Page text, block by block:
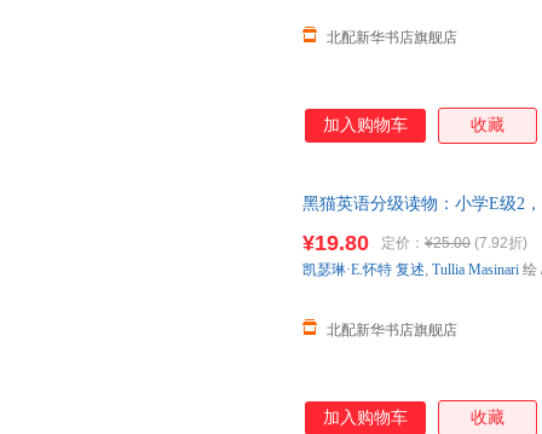
北配新华书店旗舰店
加入购物车 收藏
黑猫英语分级读物：小学E级2
¥19.80 定价： ¥25.00 (7.92折)
北配新华书店旗舰店
凯瑟琳·E.怀特 复述, Tullia Masinari 绘
加入购物车 收藏